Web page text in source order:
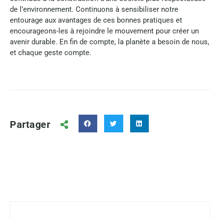
de l’environnement. Continuons à sensibiliser notre
entourage aux avantages de ces bonnes pratiques et
encourageons-les à rejoindre le mouvement pour créer un
avenir durable. En fin de compte, la planète a besoin de nous,
et chaque geste compte.
Partager